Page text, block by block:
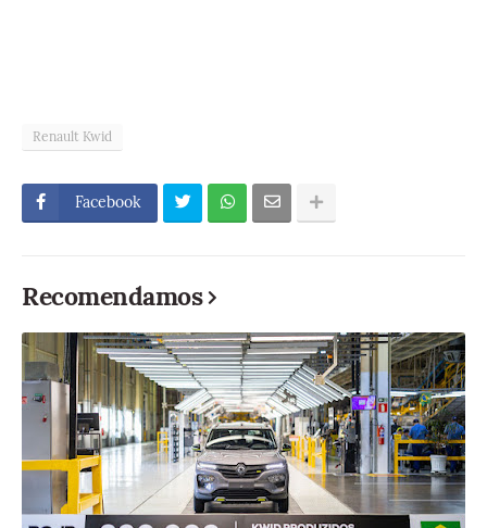
Renault Kwid
Facebook
Recomendamos